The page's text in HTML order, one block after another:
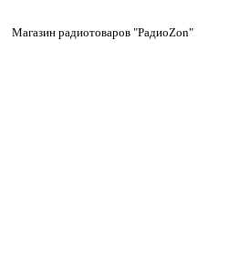
Магазин радиотоваров "РадиоZon"